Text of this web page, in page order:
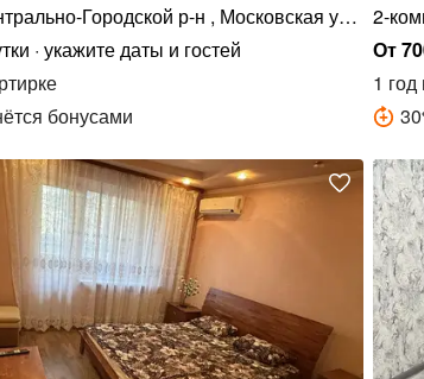
Городской р-н , Московская ул.,
укажите даты и гостей
бонусами
2-
От
1 год
30